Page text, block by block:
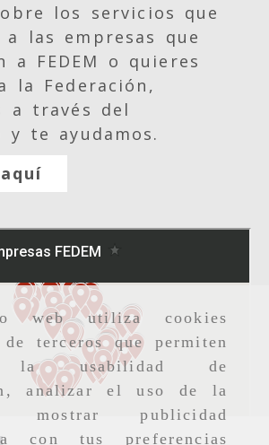
web utiliza cookies
terceros que permiten
la usabilidad de
analizar el uso de la
publicidad
con tus preferencias
los servicios que
a las empresas que
a FEDEM o quieres
la Federación,
a través del
te ayudamos.